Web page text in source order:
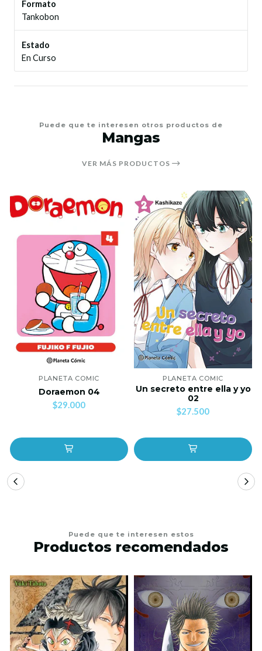
Formato
Tankobon
Estado
En Curso
Puede que te interesen otros productos de
Mangas
VER MÁS PRODUCTOS
PLANETA COMIC
Doraemon 04
$29.000
PLANETA COMIC
Un secreto entre ella y yo
02
$27.500
Puede que te interesen estos
Productos recomendados